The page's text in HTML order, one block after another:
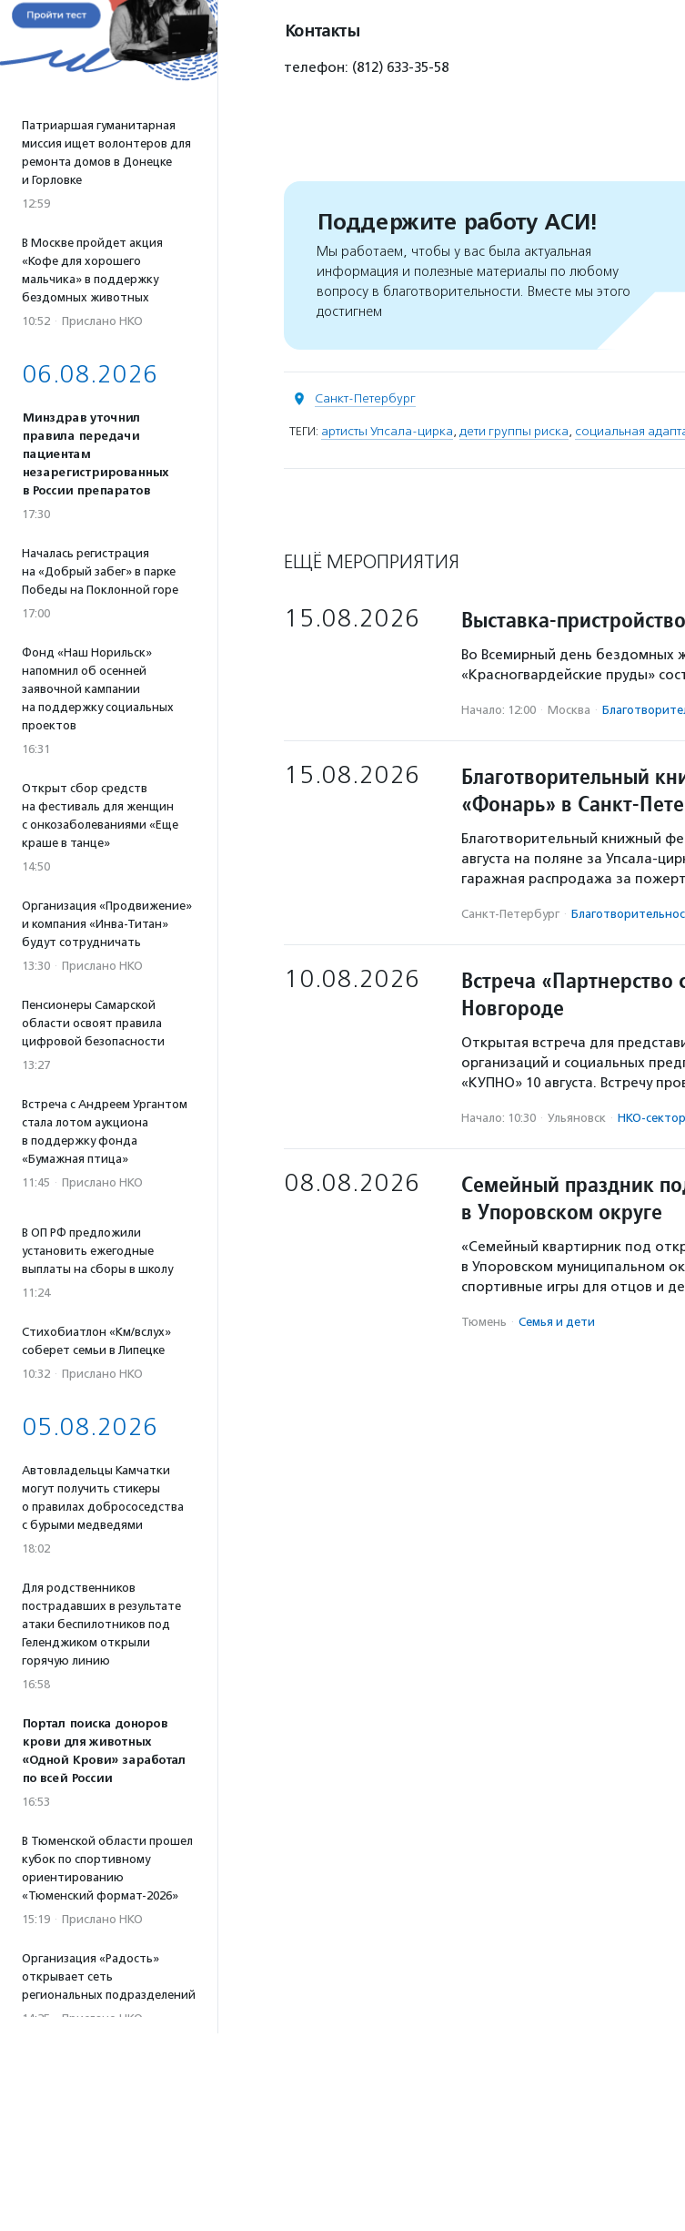
Патриаршая гуманитарная
миссия ищет волонтеров для
ремонта домов в Донецке
и Горловке
12:59
В Москве пройдет акция
«Кофе для хорошего
мальчика» в поддержку
бездомных животных
10:52 · Прислано НКО
06.08.2026
Минздрав уточнил
правила передачи
пациентам
незарегистрированных
в России препаратов
17:30
Началась регистрация
на «Добрый забег» в парке
Победы на Поклонной горе
17:00
Фонд «Наш Норильск»
напомнил об осенней
заявочной кампании
на поддержку социальных
проектов
16:31
Открыт сбор средств
на фестиваль для женщин
с онкозаболеваниями «Еще
краше в танце»
14:50
Организация «Продвижение»
и компания «Инва-Титан»
будут сотрудничать
13:30 · Прислано НКО
Пенсионеры Самарской
области освоят правила
цифровой безопасности
13:27
Встреча с Андреем Ургантом
стала лотом аукциона
в поддержку фонда
«Бумажная птица»
11:45 · Прислано НКО
В ОП РФ предложили
установить ежегодные
выплаты на сборы в школу
11:24
Стихобиатлон «Км/вслух»
соберет семьи в Липецке
10:32 · Прислано НКО
05.08.2026
Автовладельцы Камчатки
могут получить стикеры
о правилах добрососедства
с бурыми медведями
18:02
Для родственников
пострадавших в результате
атаки беспилотников под
Геленджиком открыли
горячую линию
16:58
Портал поиска доноров
крови для животных
«Одной Крови» заработал
по всей России
16:53
В Тюменской области прошел
кубок по спортивному
ориентированию
«Тюменский формат-2026»
15:19 · Прислано НКО
Организация «Радость»
открывает сеть
региональных подразделений
14:25
Прислано НКО
Контакты
телефон: (812) 633-35-58
Поддержите работу АСИ!
Мы работаем, чтобы у вас была актуальная
информация и полезные материалы по любому
вопросу в благотворительности. Вместе мы этого
достигнем
Санкт-Петербург
ТЕГИ: артисты Упсала-цирка, дети группы риска, социальная
ЕЩЁ МЕРОПРИЯТИЯ
15.08.2026 Выставка-
Во Всемирный день бездомных
«Красногвардейские пруды»
Начало: 12:00 · Москва ·
15.08.2026
Благотворительный
«Фонарь» в Санкт-
Благотворительный книжный
августа на поляне за Упсала-
гаражная распродажа за
Санкт-Петербург ·
10.08.2026
Встреча
Новгороде
Открытая встреча для
организаций и социальных
«КУПНО» 10 августа. Встречу
Начало: 10:30 · Ульяновск · НКО-сектор
08.08.2026
Семейный праздник
в Упоровском округе
«Семейный квартирник под
в Упоровском муниципальном
спортивные игры для отцов и
Тюмень · Семья и дети